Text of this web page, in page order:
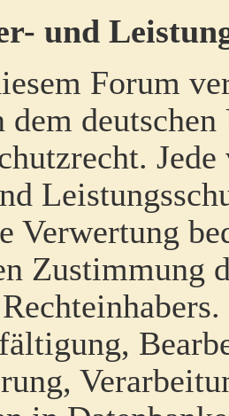
und
Forum
dem
Verwertung
Zustimmung